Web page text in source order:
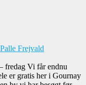
Palle Frejvald
fredag Vi får endnu
er gratis her i Gournay